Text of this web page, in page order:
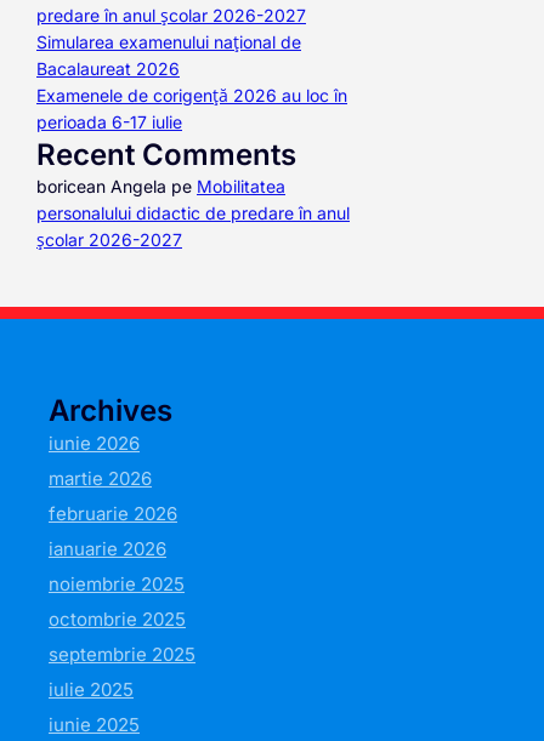
predare în anul școlar 2026-2027
Simularea examenului național de
Bacalaureat 2026
Examenele de corigență 2026 au loc în
perioada 6-17 iulie
Recent Comments
boricean Angela pe Mobilitatea
personalului didactic de predare în anul
școlar 2026-2027
Archives
iunie 2026
martie 2026
februarie 2026
ianuarie 2026
noiembrie 2025
octombrie 2025
septembrie 2025
iulie 2025
iunie 2025